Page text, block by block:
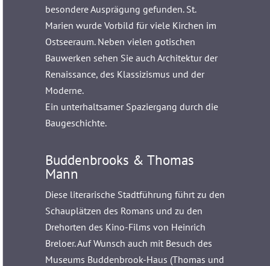
besondere Ausprägung gefunden. St.
Marien wurde Vorbild für viele Kirchen im
Ostseeraum. Neben vielen gotischen
Bauwerken sehen Sie auch Architektur der
Renaissance, des Klassizismus und der
Moderne.
Ein unterhaltsamer Spaziergang durch die
Baugeschichte.
Buddenbrooks & Thomas
Mann
Diese literarische Stadtführung führt zu den
Schauplätzen des Romans und zu den
Drehorten des Kino-Films von Heinrich
Breloer. Auf Wunsch auch mit Besuch des
Museums Buddenbrook-Haus (Thomas und